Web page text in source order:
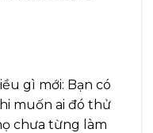
gì mới: Bạn có
muốn ai đó thử
chưa từng làm